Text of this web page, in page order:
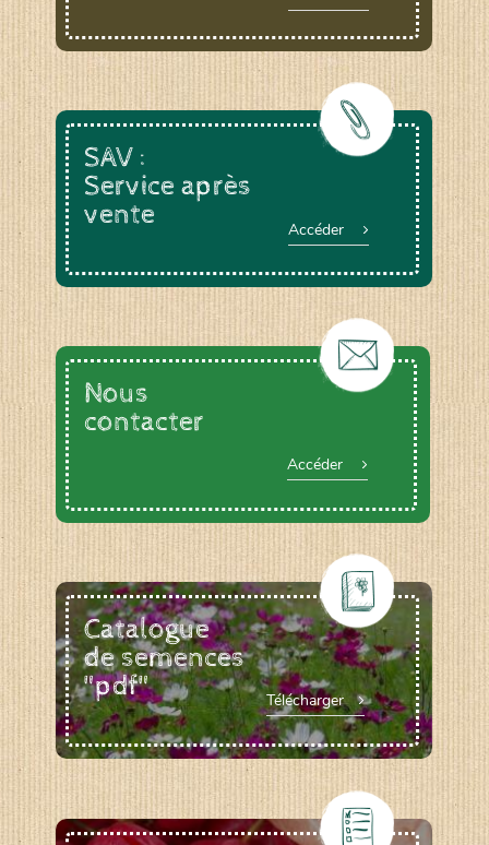
SAV :
Service après
vente
Accéder
Nous
contacter
Accéder
Catalogue
de semences
"pdf"
Télécharger